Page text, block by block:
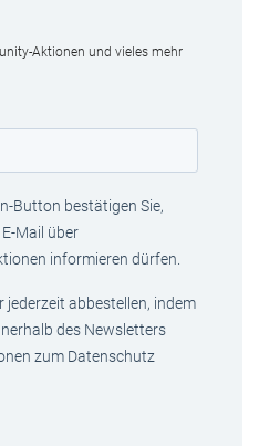
Aktionen und vieles mehr
Button bestätigen Sie,
Mail über
informieren dürfen.
jederzeit abbestellen, indem
des Newsletters
zum Datenschutz